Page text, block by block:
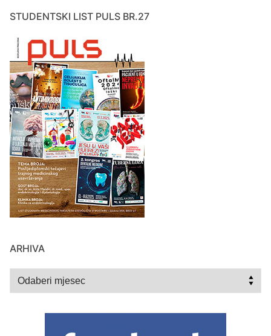
STUDENTSKI LIST PULS BR.27
ARHIVA
Arhiva